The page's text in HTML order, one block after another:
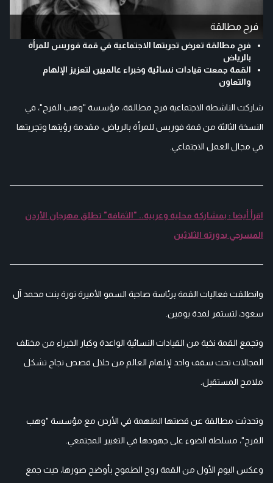
فرح مطالقة
فرح مطالقة تعرض تجربتها الاجتماعية في قمة فوربس للمرأة
بالرياض
القمة جمعت قيادات نسائية وخبراء عالميين لتعزيز الإلهام
والتعاون
شاركت الناشطة الاجتماعية فرح مطالقة، مؤسسة "وهب الفرح"، في
النسخة الثالثة من قمة فوربس للمرأة بالرياض، مقدمة رؤيتها وتجربتها
في مجال العمل الاجتماعي.
اقرأ أيضا : بمشاركة محلية وعربية.. "الثقافة" تطلق مهرجان الأردن
المسرحي بدورته الثلاثين
وانطلقت فعاليات القمة برئاسة صاحبة السمو الأميرة نورة بنت محمد آل
سعود، لتستمر لمدة يومين.
وتجمع القمة نخبة من القيادات النسائية الواعدة وكبار الخبراء من مختلف
المجالات تحت سقف واحد لإلهام العالم من خلال قصص نجاح تشكل
ملامح المستقبل.
وتحدثت مطالقة عن قصتها الملهمة في الأردن مع مؤسسة "وهب
الفرح"، مسلطة الضوء على جهودها في التغيير المجتمعي.
وعكس اليوم الأول من القمة روح الطموح بأوضح صورها، حيث جمع